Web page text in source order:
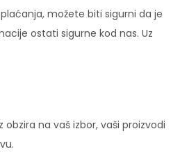
možete biti sigurni da je
ostati sigurne kod nas. Uz
na vaš izbor, vaši proizvodi